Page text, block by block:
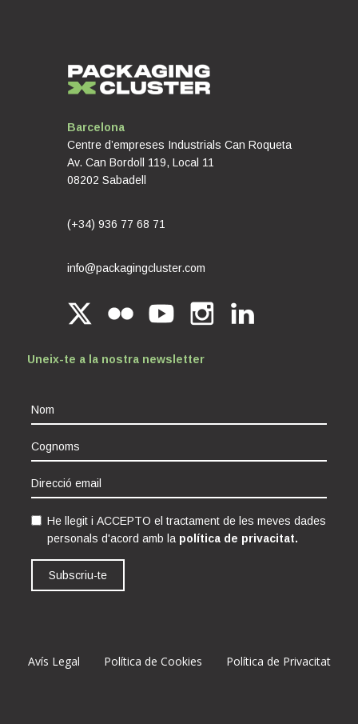
Barcelona
Centre d’empreses Industrials Can Roqueta
Av. Can Bordoll 119, Local 11
08202 Sabadell
(+34) 936 77 68 71
info@packagingcluster.com
Uneix-te a la nostra newsletter
He llegit i ACCEPTO el tractament de les meves dades
personals d'acord amb la política de privacitat.
Subscriu-te
Avís Legal Política de Cookies Política de Privacitat